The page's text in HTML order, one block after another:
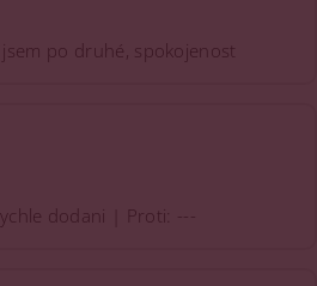
po druhé, spokojenost
dodani | Proti: ---